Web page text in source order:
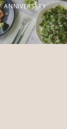
ANNIVERSARY